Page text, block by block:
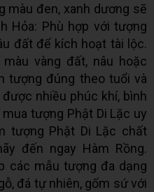
màu đen, xanh dương sẽ
Hỏa: Phù hợp với tượng
đất để kích hoạt tài lộc.
vàng đất, nâu hoặc
tượng đúng theo tuổi và
nhiều phúc khí, bình
tượng Phật Di Lặc uy
tượng Phật Di Lặc chất
đến ngay Hàm Rồng.
các mẫu tượng đa dạng
đá tự nhiên, gốm sứ với